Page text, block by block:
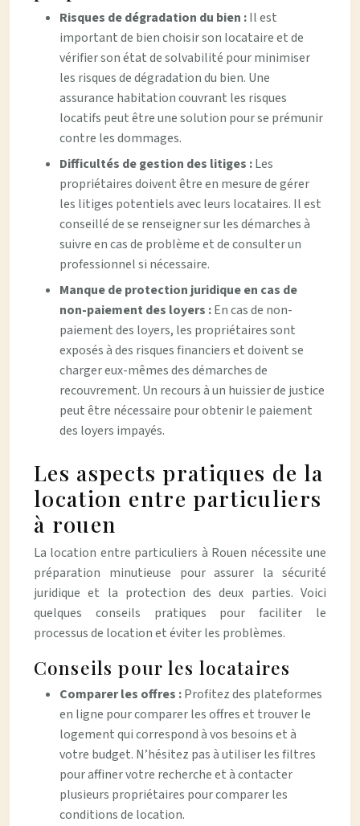
Risques de dégradation du bien :Il est
important de bien choisir son locataire et de
vérifier son état de solvabilité pour minimiser
les risques de dégradation du bien. Une
assurance habitation couvrant les risques
locatifs peut être une solution pour se prémunir
contre les dommages.
Difficultés de gestion des litiges :Les
propriétaires doivent être en mesure de gérer
les litiges potentiels avec leurs locataires. Il est
conseillé de se renseigner sur les démarches à
suivre en cas de problème et de consulter un
professionnel si nécessaire.
Manque de protection juridique en cas de
non-paiement des loyers :En cas de non-
paiement des loyers, les propriétaires sont
exposés à des risques financiers et doivent se
charger eux-mêmes des démarches de
recouvrement. Un recours à un huissier de justice
peut être nécessaire pour obtenir le paiement
des loyers impayés.
Les aspects pratiques de la
location entre particuliers
à rouen
La location entre particuliers à Rouen nécessite une
préparation minutieuse pour assurer la sécurité
juridique et la protection des deux parties. Voici
quelques conseils pratiques pour faciliter le
processus de location et éviter les problèmes.
Conseils pour les locataires
Comparer les offres :Profitez des plateformes
en ligne pour comparer les offres et trouver le
logement qui correspond à vos besoins et à
votre budget. N’hésitez pas à utiliser les filtres
pour affiner votre recherche et à contacter
plusieurs propriétaires pour comparer les
conditions de location.